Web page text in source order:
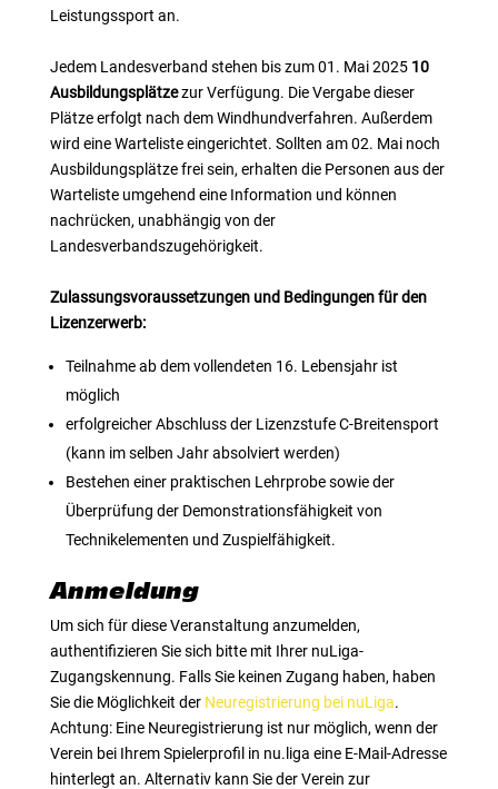
Leistungssport an.
Jedem Landesverband stehen bis zum 01. Mai 2025 10
Ausbildungsplätzezur Verfügung. Die Vergabe dieser
Plätze erfolgt nach dem Windhundverfahren. Außerdem
wird eine Warteliste eingerichtet. Sollten am 02. Mai noch
Ausbildungsplätze frei sein, erhalten die Personen aus der
Warteliste umgehend eine Information und können
nachrücken, unabhängig von der
Landesverbandszugehörigkeit.
Zulassungsvoraussetzungen und Bedingungen für den
Lizenzerwerb:
Teilnahme ab dem vollendeten 16. Lebensjahr ist
möglich
erfolgreicher Abschluss der Lizenzstufe C-Breitensport
(kann im selben Jahr absolviert werden)
Bestehen einer praktischen Lehrprobe sowie der
Überprüfung der Demonstrationsfähigkeit von
Technikelementen und Zuspielfähigkeit.
Anmeldung
Um sich für diese Veranstaltung anzumelden,
authentifizieren Sie sich bitte mit Ihrer nuLiga-
Zugangskennung. Falls Sie keinen Zugang haben, haben
Sie die Möglichkeit der Neuregistrierung bei nuLiga.
Achtung: Eine Neuregistrierung ist nur möglich, wenn der
Verein bei Ihrem Spielerprofil in nu.liga eine E-Mail-Adresse
hinterlegt an. Alternativ kann Sie der Verein zur